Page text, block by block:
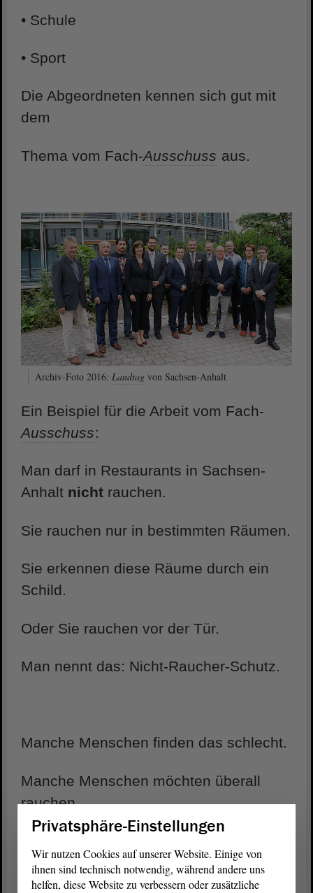
• Schule
• Sport
Die Abgeordneten kennen sich gut mit
dem
Thema vom Fach-Ausschuss aus.
Archiv-Foto 2016: Landtag von Sachsen-Anhalt
Ein Beispiel für die Arbeit vom Fach-
Ausschuss:
Man darf in Restaurants in Sachsen-
Anhalt nicht rauchen.
Sie rauchen nur in bestimmten Räumen.
Sie erkennen diese Räume durch ein
Schild.
Oder Sie rauchen vor der Tür.
Man nennt das: Nicht-Raucher-Schutz.
Manche Menschen finden das schlecht.
Manche Menschen möchten überall
rauchen.
Die Abgeordneten reden regelmäßig mit
Privatsphäre-Einstellungen
Wir nutzen Cookies auf unserer Website. Einige von
ihnen sind technisch notwendig, während andere uns
helfen, diese Website zu verbessern oder zusätzliche